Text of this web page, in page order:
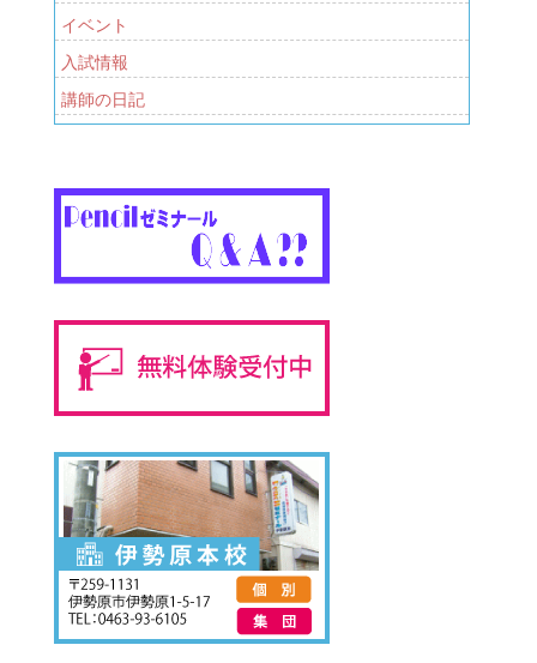
イベント
入試情報
講師の日記